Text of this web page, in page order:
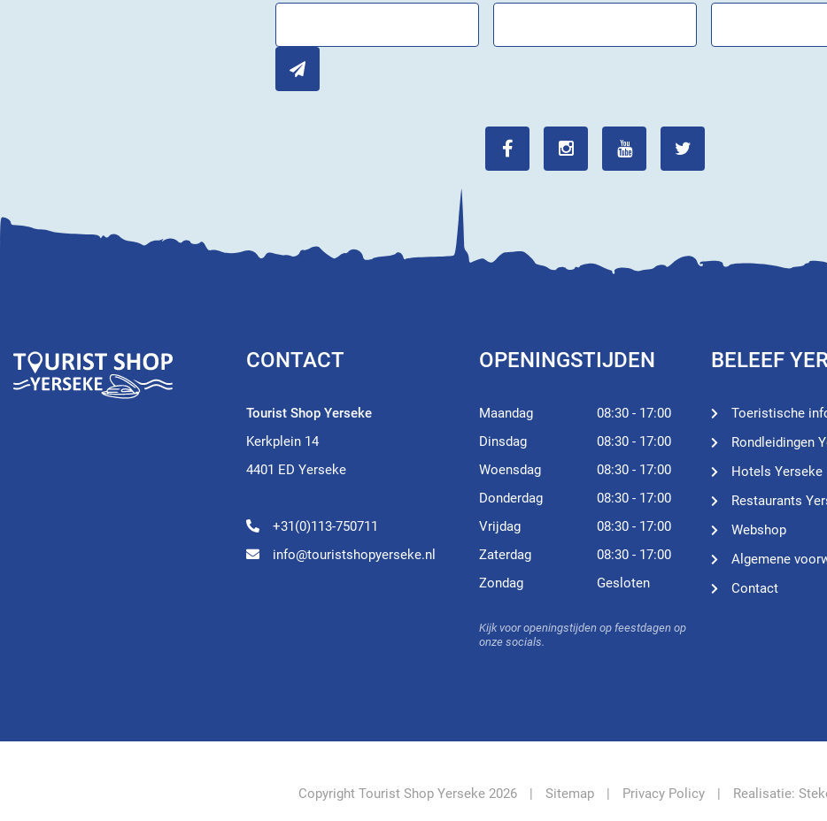
CONTACT
Tourist Shop Yerseke
Kerkplein 14
4401 ED Yerseke
+31(0)113-750711
info@touristshopyerseke.nl
OPENINGSTIJDEN
Maandag
08:30 - 17:00
Dinsdag
08:30 - 17:00
Woensdag
08:30 - 17:00
Donderdag
08:30 - 17:00
Vrijdag
08:30 - 17:00
Zaterdag
08:30 - 17:00
Zondag
Gesloten
Kijk voor openingstijden op feestdagen op
onze socials.
BELEEF
Toeristische
Rondleidingen
Hotels Yerseke
Restaurants
Webshop
Algemene
Contact
Copyright Tourist Shop Yerseke 2026 | Sitemap | Privacy Policy | Realisatie: